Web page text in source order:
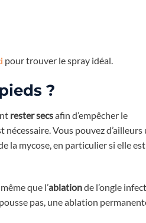
pour trouver le spray idéal.
?
rester secsafin d’empêcher le
nécessaire. Vous pouvez
la mycose, en particulier si elle est
que l’ablationde l’ongle
pas, une ablation